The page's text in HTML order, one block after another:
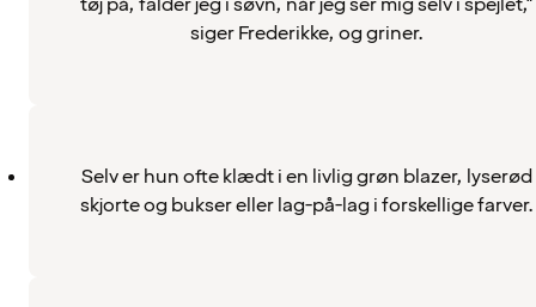
siger Frederikke, og griner.
Selv er hun ofte klædt i en livlig grøn blazer, lyserød
skjorte og bukser eller lag-på-lag i forskellige farver.